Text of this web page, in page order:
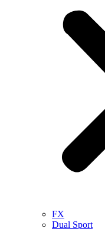
FX
Dual Sport